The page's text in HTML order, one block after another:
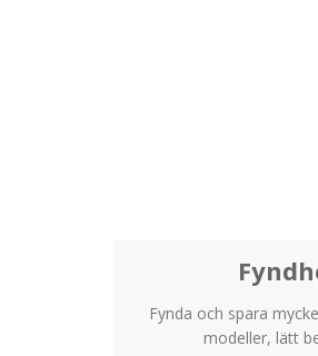
Fynda och spara
modeller, lätt